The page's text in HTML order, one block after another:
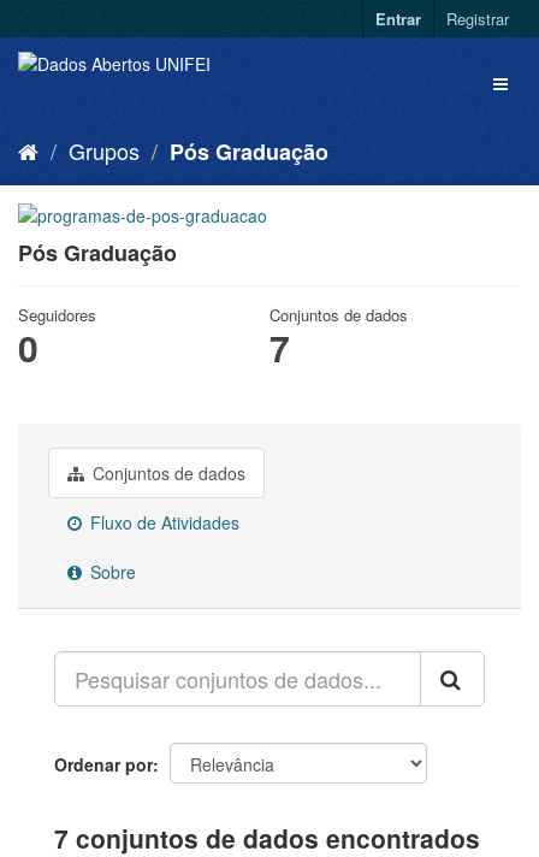
Entrar Registrar
Grupos Pós Graduação
Pós Graduação
Seguidores
0
Conjuntos de dados
7
Conjuntos de dados
Fluxo de Atividades
Sobre
Ordenar por
7 conjuntos de dados encontrados